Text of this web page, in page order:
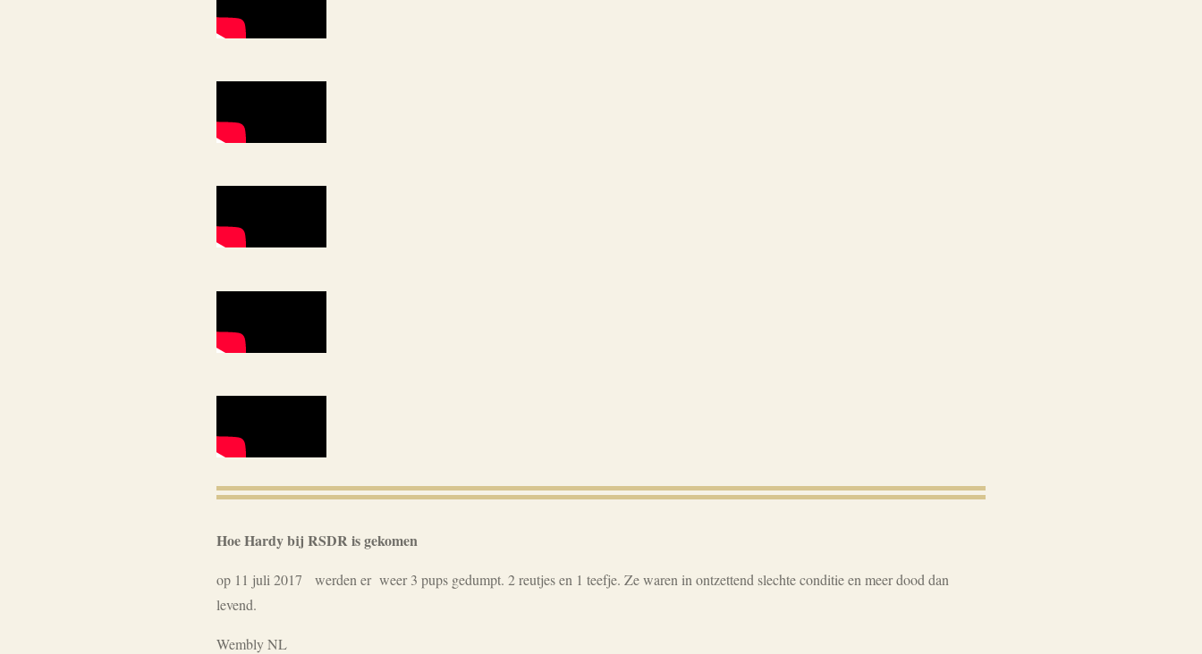
Hoe Hardy bij RSDR is gekomen
op 11 juli 2017
werden er weer 3 pups gedumpt. 2 reutjes en 1 teefje. Ze waren in ontzettend slechte conditie en meer dood dan
levend.
Wembly NL